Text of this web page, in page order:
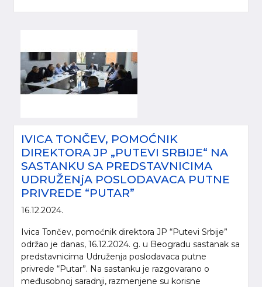
IVICA TONČEV, POMOĆNIK
DIREKTORA JP „PUTEVI SRBIJE“ NA
SASTANKU SA PREDSTAVNICIMA
UDRUŽENjA POSLODAVACA PUTNE
PRIVREDE “PUTAR”
16.12.2024.
Ivica Tončev, pomoćnik direktora JP “Putevi Srbije”
održao je danas, 16.12.2024. g. u Beogradu sastanak sa
predstavnicima Udruženja poslodavaca putne
privrede “Putar”. Na sastanku je razgovarano o
međusobnoj saradnji, razmenjene su korisne